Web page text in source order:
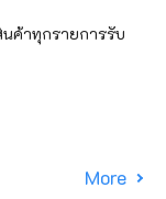
ค้าทุกรายการรับ
More